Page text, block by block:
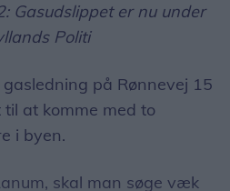
Gasudslippet er nu under
Politi
på Rønnevej 15
at komme med to
i byen.
skal man søge væk